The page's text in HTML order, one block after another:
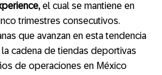
el cual se mantiene en
trimestres consecutivos.
que avanzan en esta tendencia
la cadena de tiendas deportivas
de operaciones en México